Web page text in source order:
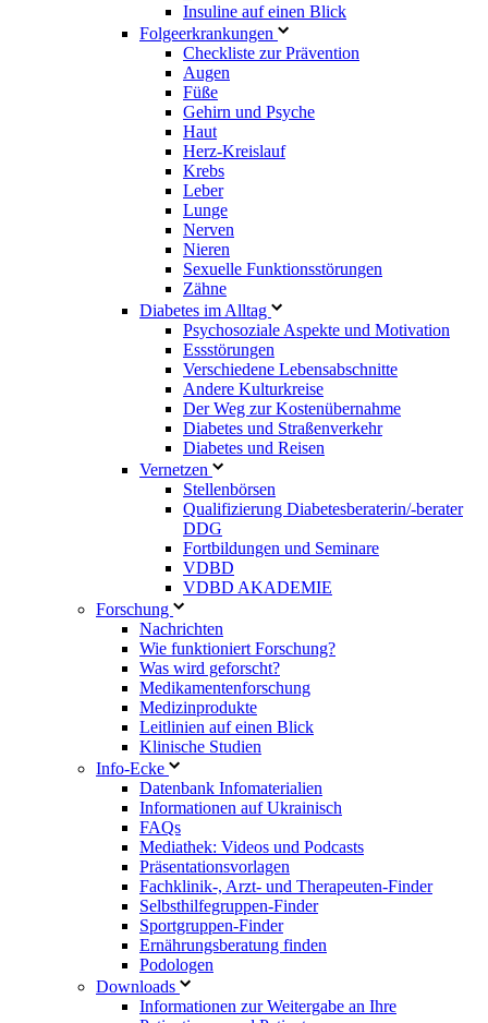
Insuline auf einen Blick
Folgeerkrankungen
Checkliste zur Prävention
Augen
Füße
Gehirn und Psyche
Haut
Herz-Kreislauf
Krebs
Leber
Lunge
Nerven
Nieren
Sexuelle Funktionsstörungen
Zähne
Diabetes im Alltag
Psychosoziale Aspekte und Motivation
Essstörungen
Verschiedene Lebensabschnitte
Andere Kulturkreise
Der Weg zur Kostenübernahme
Diabetes und Straßenverkehr
Diabetes und Reisen
Vernetzen
Stellenbörsen
Qualifizierung Diabetesberaterin/­-berater
DDG
Fortbildungen und Seminare
VDBD
VDBD AKADEMIE
Forschung
Nachrichten
Wie funktioniert Forschung?
Was wird geforscht?
Medikamentenforschung
Medizinprodukte
Leitlinien auf einen Blick
Klinische Studien
Info-Ecke
Datenbank Infomaterialien
Informationen auf Ukrainisch
FAQs
Mediathek: Videos und Podcasts
Präsentationsvorlagen
Fachklinik-, Arzt- und Therapeuten-Finder
Selbsthilfegruppen-Finder
Sportgruppen-Finder
Ernährungsberatung finden
Podologen
Downloads
Informationen zur Weitergabe an Ihre